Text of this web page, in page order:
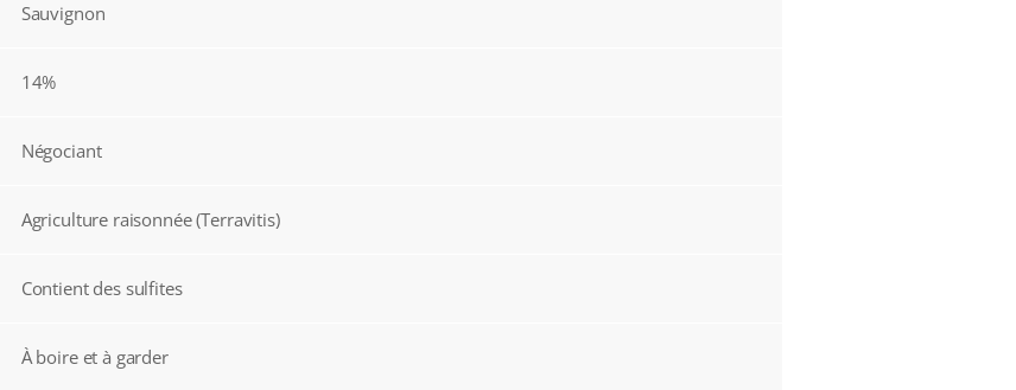
Sauvignon
14%
Négociant
Agriculture raisonnée (Terravitis)
Contient des sulfites
À boire et à garder